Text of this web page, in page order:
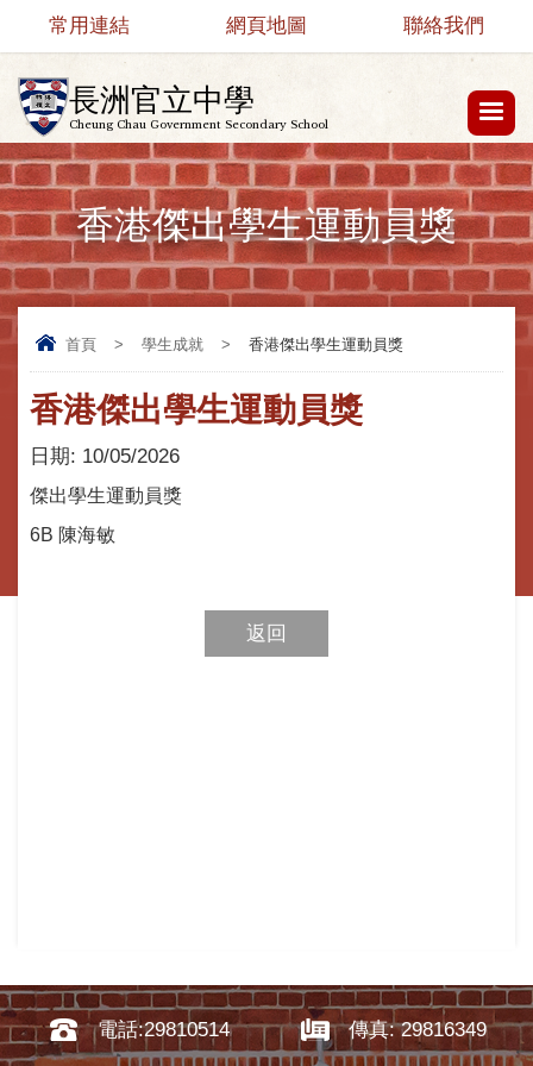
長洲官立中學
Cheung Chau Government Secondary School
常用連結 網頁地圖 聯絡我們
香港傑出學生運動員獎
首頁 > 學生成就 > 香港傑出學生運動員獎
香港傑出學生運動員獎
日期: 10/05/2026
傑出學生運動員獎
6B 陳海敏
返回
電話:29810514 傳真: 29816349